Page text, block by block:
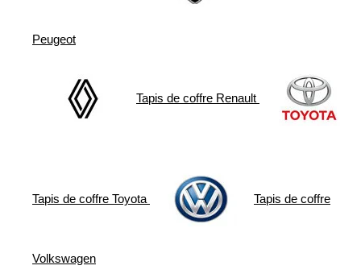
Peugeot
Tapis de coffre Renault
Tapis de coffre Toyota Tapis de coffre
Volkswagen